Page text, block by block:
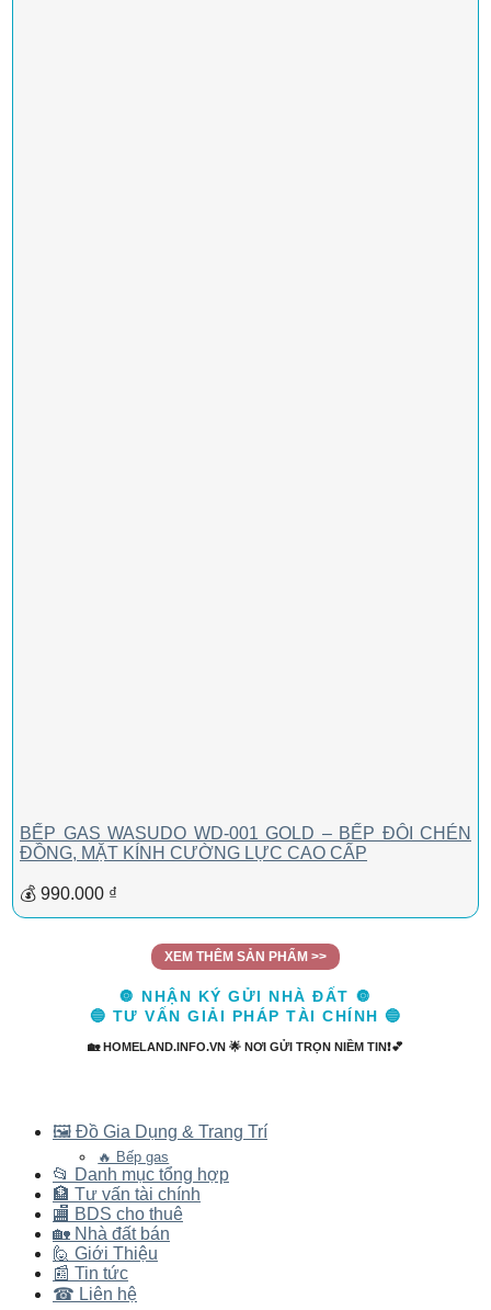
BẾP GAS WASUDO WD-001 GOLD – BẾP ĐÔI CHÉN
ĐỒNG, MẶT KÍNH CƯỜNG LỰC CAO CẤP
💰 990.000 ₫
XEM THÊM SẢN PHẨM >>
🔘 NHẬN KÝ GỬI NHÀ ĐẤT 🔘
🔵 TƯ VẤN GIẢI PHÁP TÀI CHÍNH 🔵
🏡 HOMELAND.INFO.VN 🌟 NƠI GỬI TRỌN NIỀM TIN❗💕
🖼️ Đồ Gia Dụng & Trang Trí
🔥 Bếp gas
📂 Danh mục tổng hợp
🏦 Tư vấn tài chính
🏬 BDS cho thuê
🏡 Nhà đất bán
🙋 Giới Thiệu
📰 Tin tức
☎ Liên hệ